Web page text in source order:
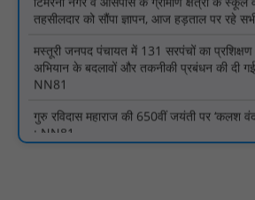
अभियान के बदलावों और तकनीकी प्रबंधन की दी गई
NN81
गुरु रविदास महाराज की 650वीं जयंती पर ‘कलश
: NN81
मस्तूरी क्षेत्र में विश्व स्तनपान दिवस पर जागरूकता
NN81